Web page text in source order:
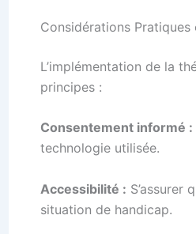
Considérations Pratiques
L’implémentation de la
principes :
Consentement informé :
technologie utilisée.
Accessibilité : S’assurer
situation de handicap.